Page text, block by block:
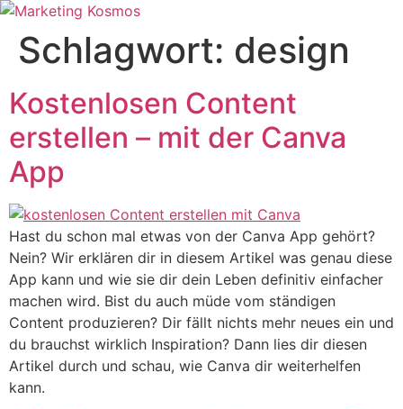
Zum
Inhalt
springen
Schlagwort: design
Kostenlosen Content
erstellen – mit der Canva
App
Hast du schon mal etwas von der Canva App gehört?
Nein? Wir erklären dir in diesem Artikel was genau diese
App kann und wie sie dir dein Leben definitiv einfacher
machen wird. Bist du auch müde vom ständigen
Content produzieren? Dir fällt nichts mehr neues ein und
du brauchst wirklich Inspiration? Dann lies dir diesen
Artikel durch und schau, wie Canva dir weiterhelfen
kann.